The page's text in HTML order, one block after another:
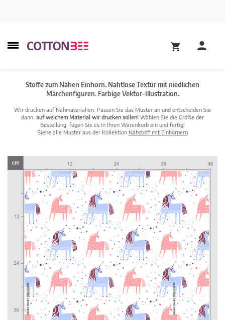
Stoffe zum Nähen Einhorn. Nahtlose Textur mit niedlichen
Märchenfiguren. Farbige Vektor-Illustration.
Wir drucken auf Nähmaterialien. Passen Sie das Muster an und entscheiden Sie
dann, auf welchem Material wir drucken sollen! Wählen Sie die Größe der
Bestellung, fügen Sie es in Ihren Warenkorb ein und fertig!
Siehe alle Muster aus der Kollektion Nähstoff mit Einhörnern